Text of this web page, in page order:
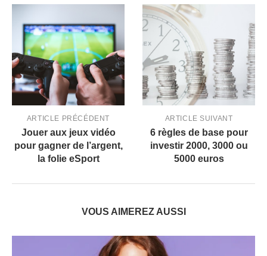
ARTICLE PRÉCÉDENT
Jouer aux jeux vidéo
pour gagner de l’argent,
la folie eSport
ARTICLE SUIVANT
6 règles de base pour
investir 2000, 3000 ou
5000 euros
VOUS AIMEREZ AUSSI